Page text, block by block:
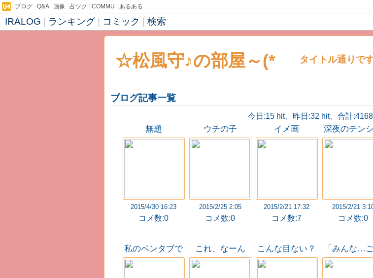
ブログ Q&A| 画像 占ツク COMMU あるある
IRALOG ランキング コミック 検索
☆松風守♪の部屋～(*
´ω｀)
タイトル通りで
ブログ記事一覧
今日:15 hit、昨日:32 hit、合計
無題
2015/4/30 16:23
コメ数:0
ウチの子
2015/2/25 2:05
コメ数:0
イメ画
2015/2/21 17:32
コメ数:7
深夜のテン
ン
2015/2/21
コメ数:0
私のペンタブで
の画力(
これ、なーん
だ？←
こんな目ない？
え、ない？←
「みんな…
んね」:塗ら